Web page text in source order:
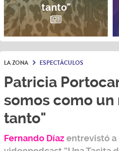
tanto"
LA ZONA ESPECTÁCULOS
Patricia
somos como
tanto"
Fernando Díazentrevistó a